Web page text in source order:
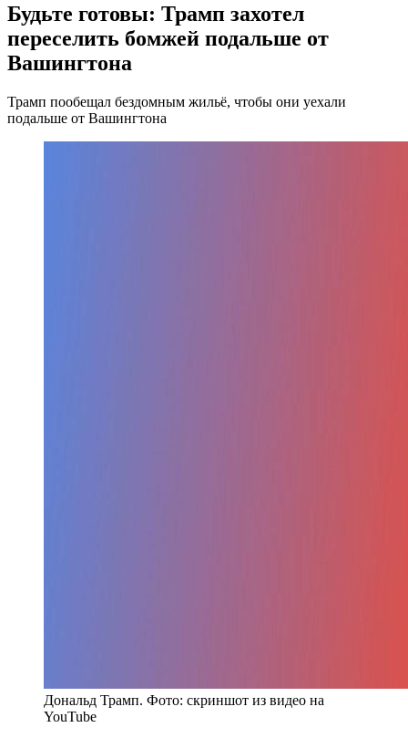
Будьте готовы: Трамп захотел
переселить бомжей подальше от
Вашингтона
Трамп пообещал бездомным жильё, чтобы они уехали
подальше от Вашингтона
Дональд Трамп. Фото: скриншот из видео на
YouTube